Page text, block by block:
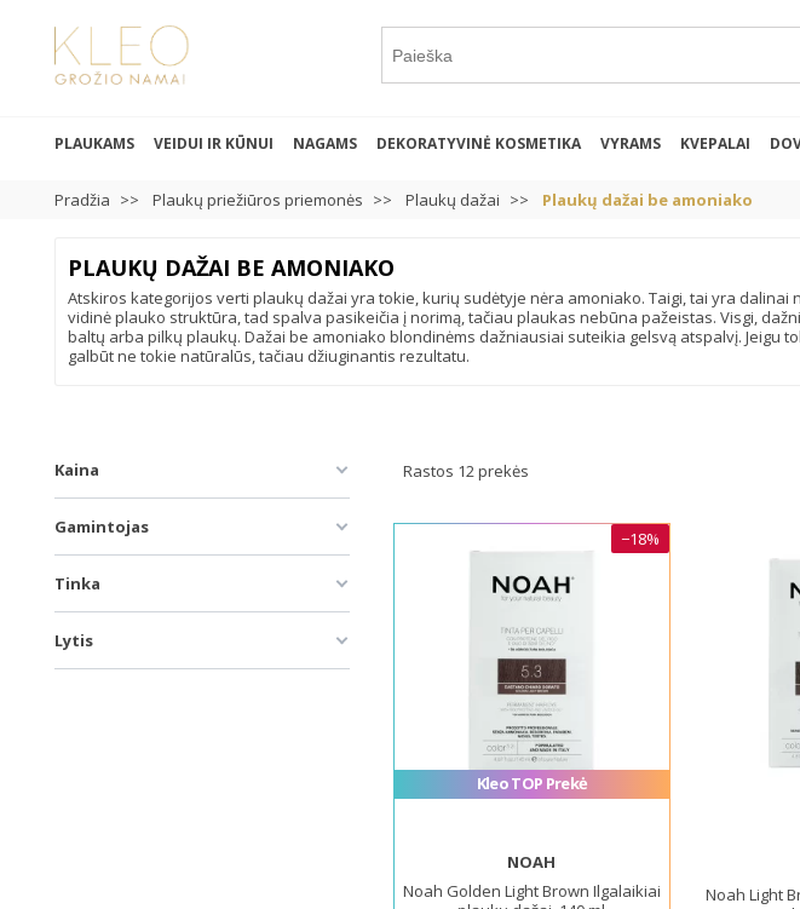
PLAUKAMS VEIDUI IR KŪNUI NAGAMS DEKORATYVINĖ KOSMETIKA VYRAMS KVEPALAI
Pradžia Plaukų priežiūros priemonės Plaukų dažai Plaukų dažai be amoniako
PLAUKŲ DAŽAI BE AMONIAKO
Atskiros kategorijos verti plaukų dažai yra tokie, kurių sudėtyje nėra amoniako. Taigi, tai yra
vidinė plauko struktūra, tad spalva pasikeičia į norimą, tačiau plaukas nebūna pažeistas. Visgi,
baltų arba pilkų plaukų. Dažai be amoniako blondinėms dažniausiai suteikia gelsvą atspalvį.
galbūt ne tokie natūralūs, tačiau džiuginantis rezultatu.
Kaina
Gamintojas
Tinka
Lytis
Rastos 12 prekės
Kleo TOP Prekė
−18%
NOAH
Noah Golden Light Brown Ilgalaikiai
Noah Light